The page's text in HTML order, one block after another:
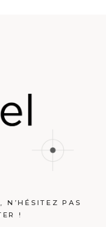
N’HÉSITEZ PAS
!